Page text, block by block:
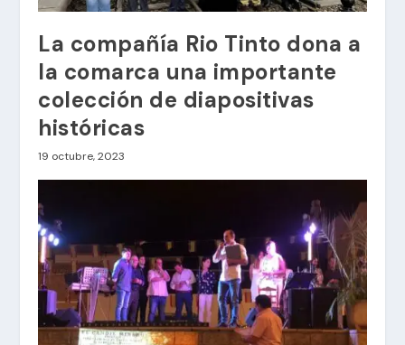
La compañía Rio Tinto dona a
la comarca una importante
colección de diapositivas
históricas
19 octubre, 2023